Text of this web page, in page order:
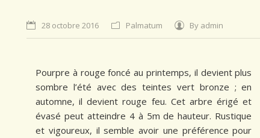
28 octobre 2016 Palmatum By admin
Pourpre à rouge foncé au printemps, il devient plus
sombre l’été avec des teintes vert bronze ; en
automne, il devient rouge feu. Cet arbre érigé et
évasé peut atteindre 4 à 5m de hauteur. Rustique
et vigoureux, il semble avoir une préférence pour